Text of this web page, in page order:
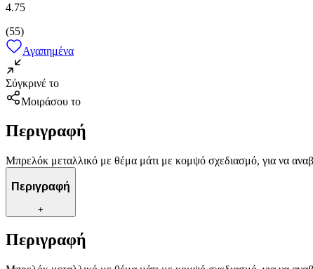
4.75
(55)
Αγαπημένα
Σύγκρινέ το
Μοιράσου το
Περιγραφή
Μπρελόκ μεταλλικό με θέμα μάτι με κομψό σχεδιασμό, για να
Περιγραφή
+
Περιγραφή